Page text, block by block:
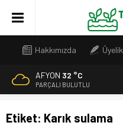
Hakkımızda Üyelik
AFYON 32 °C
PARÇALI BULUTLU
Etiket: Karık sulama